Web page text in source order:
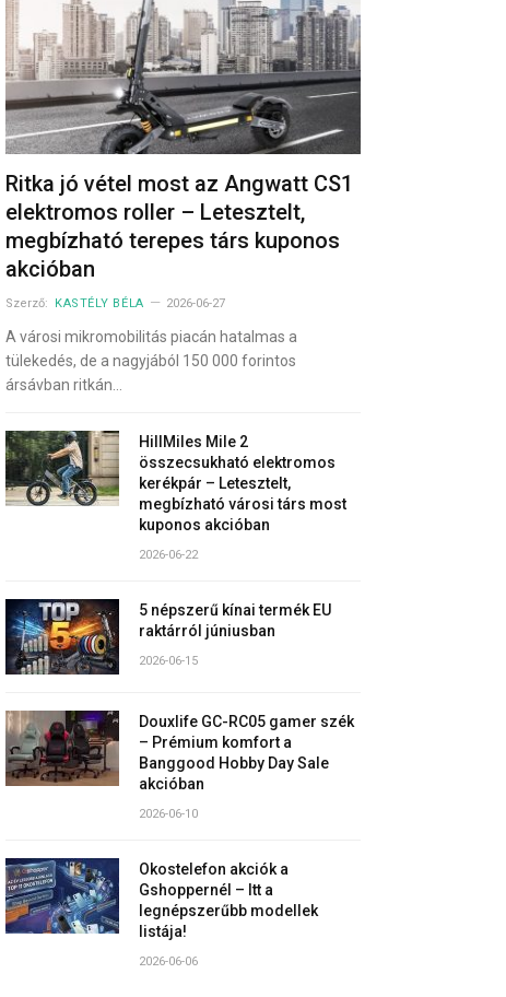
Ritka jó vétel most az Angwatt CS1
elektromos roller – Letesztelt,
megbízható terepes társ kuponos
akcióban
Szerző: KASTÉLY BÉLA 2026-06-27
A városi mikromobilitás piacán hatalmas a
tülekedés, de a nagyjából 150 000 forintos
ársávban ritkán…
HillMiles Mile 2
összecsukható elektromos
kerékpár – Letesztelt,
megbízható városi társ most
kuponos akcióban
2026-06-22
5 népszerű kínai termék EU
raktárról júniusban
2026-06-15
Douxlife GC-RC05 gamer szék
– Prémium komfort a
Banggood Hobby Day Sale
akcióban
2026-06-10
Okostelefon akciók a
Gshoppernél – Itt a
legnépszerűbb modellek
listája!
2026-06-06